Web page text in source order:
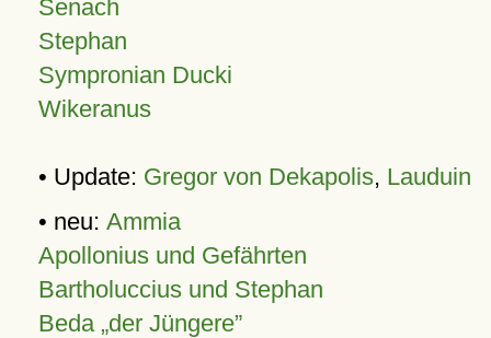
Senach
Stephan
Sympronian Ducki
Wikeranus
• Update: Gregor von Dekapolis, Lauduin
• neu: Ammia
Apollonius und Gefährten
Bartholuccius und Stephan
Beda „der Jüngere”